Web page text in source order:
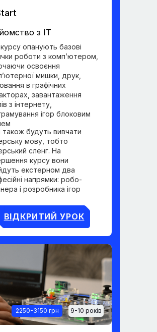
2250-3150 грн 9-10 років
також будуть вивчати
мову, тобто
сленг. На
курсу вони
екстерном два
напрямки: робо-
і розробника ігор
курсу опанують базові
роботи з комп’ютером,
освоєння
мишки, друк,
в графічних
завантаження
з інтернету,
ігор блоковим
з IT
ВІДКРИТИЙ УРОК